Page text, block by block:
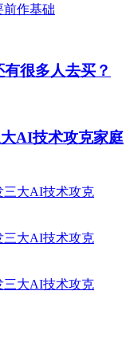
很多人去买？
AI技术攻克家庭